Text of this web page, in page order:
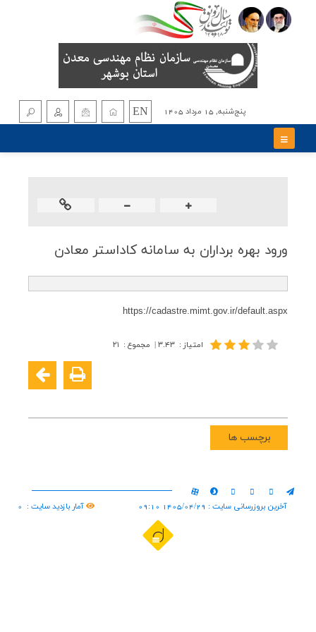
پنج‌شنبه, 15 مرداد 1405 EN
ورود بهره برداران به سامانه كاداستر معادن
https://cadastre.mimt.gov.ir/default.aspx
امتیاز : ۳.۴۳| مجموع : ۲۱
برچسب ها
آخرین بروزرسانی سایت : 1405/04/29 09:10 آمار بازدید سایت : 0